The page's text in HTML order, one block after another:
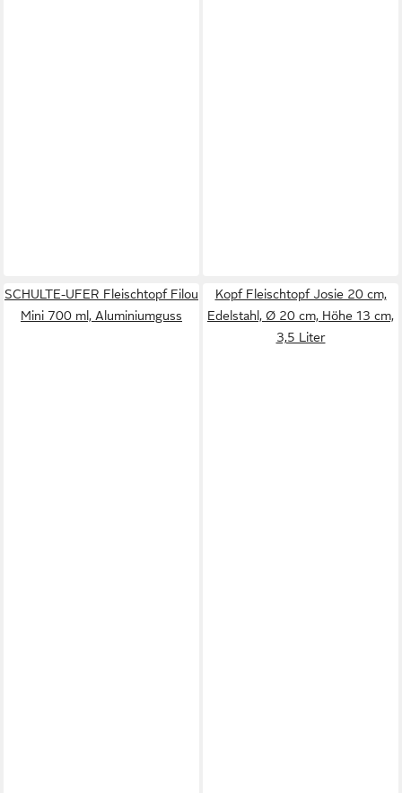
SCHULTE-UFER Fleischtopf Filou
Mini 700 ml, Aluminiumguss
Kopf Fleischtopf Josie 20 cm,
Edelstahl, Ø 20 cm, Höhe 13 cm,
3,5 Liter